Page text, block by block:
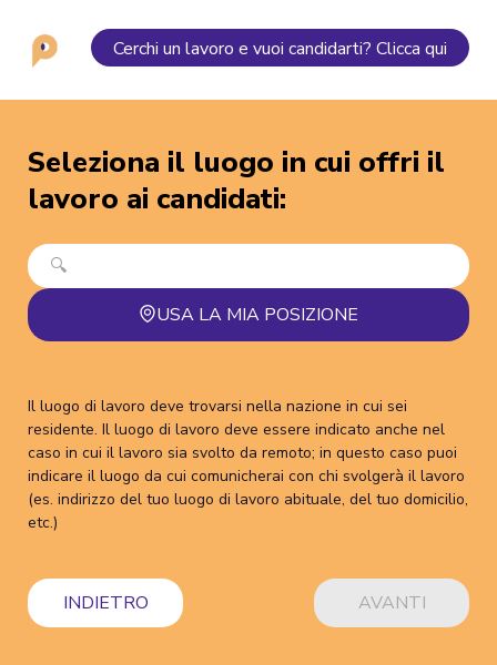
Cerchi un lavoro e vuoi candidarti? Clicca qui
Seleziona il luogo in cui offri il
lavoro ai candidati:
USA LA MIA POSIZIONE
Il luogo di lavoro deve trovarsi nella nazione in cui sei
residente. Il luogo di lavoro deve essere indicato anche nel
caso in cui il lavoro sia svolto da remoto; in questo caso puoi
indicare il luogo da cui comunicherai con chi svolgerà il lavoro
(es. indirizzo del tuo luogo di lavoro abituale, del tuo domicilio,
etc.)
AVANTI
INDIETRO